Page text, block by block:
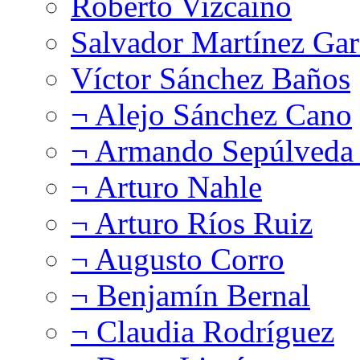
Salvador Martínez
Víctor Sánchez Baños
¬ Alejo Sánchez Cano
¬ Armando
¬ Arturo Nahle
¬ Arturo Ríos Ruiz
¬ Augusto Corro
¬ Benjamín Bernal
¬ Claudia Rodríguez